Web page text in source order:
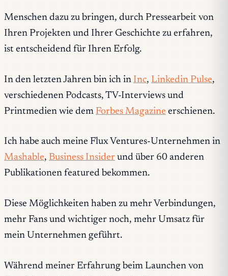
Menschen dazu zu bringen, durch Pressearbeit von
Ihren Projekten und Ihrer Geschichte zu erfahren,
ist entscheidend für Ihren Erfolg.
In den letzten Jahren bin ich in Inc, Linkedin Pulse,
verschiedenen Podcasts, TV-Interviews und
Printmedien wie dem Forbes Magazine erschienen.
Ich habe auch meine Flux Ventures-Unternehmen in
Mashable, Business Insider und über 60 anderen
Publikationen featured bekommen.
Diese Möglichkeiten haben zu mehr Verbindungen,
mehr Fans und wichtiger noch, mehr Umsatz für
mein Unternehmen geführt.
Während meiner Erfahrung beim Launchen von